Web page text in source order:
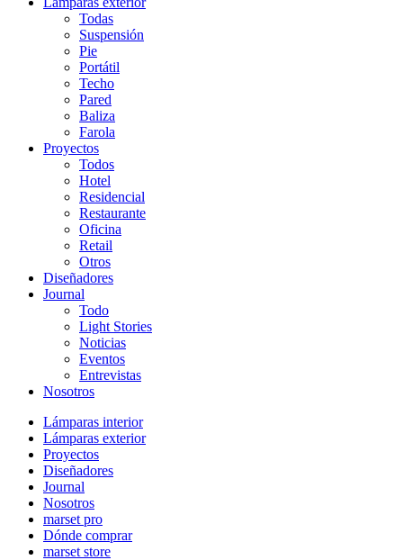
Todas
Suspensión
Pie
Portátil
Techo
Pared
Baliza
Farola
Proyectos
Todos
Hotel
Residencial
Restaurante
Oficina
Retail
Otros
Diseñadores
Journal
Todo
Light Stories
Noticias
Eventos
Entrevistas
Nosotros
Lámparas interior
Lámparas exterior
Proyectos
Diseñadores
Journal
Nosotros
marset pro
Dónde comprar
marset store